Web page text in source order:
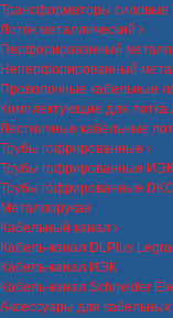
Трансформаторы
Лоток металлический
Перфорированный
Неперфорированный
Проволочные кабельные
Комплектующие для лотка
Лестничные кабельные
Трубы гофрированные
Трубы гофрированные ИЭК
Трубы гофрированные DKC
Металлорукав
Кабельный канал
Кабель-канал DLPlus
Кабель-канал ИЭК
Кабель-канал Schneider
Аксессуары для кабельных